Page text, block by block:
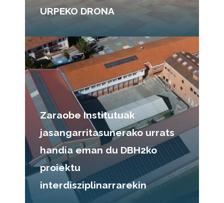
URPEKO DRONA
Zaraobe Institutuak
jasangarritasunerako urrats
handia eman du DBH2ko
proiektu
interdisziplinarrarekin